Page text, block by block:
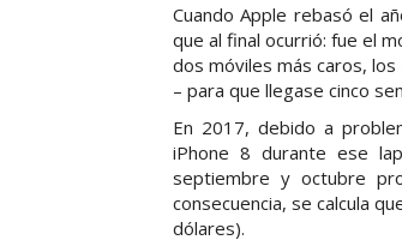
Cuando Apple rebasó el
que al final ocurrió: fue el
dos móviles más caros,
– para que llegase cinco
En 2017, debido a
iPhone 8 durante ese
septiembre y octubre
consecuencia, se calcula
dólares).